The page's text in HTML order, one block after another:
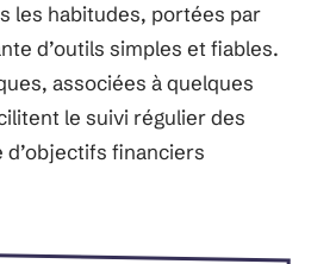
les habitudes, portées par
d’outils simples et fiables.
associées à quelques
le suivi régulier des
d’objectifs financiers